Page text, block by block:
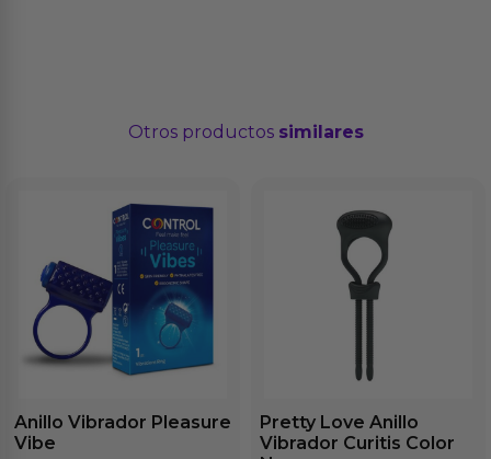
Otros productos similares
Anillo Vibrador Pleasure
Vibe
Pretty Love Anillo
Vibrador Curitis Color